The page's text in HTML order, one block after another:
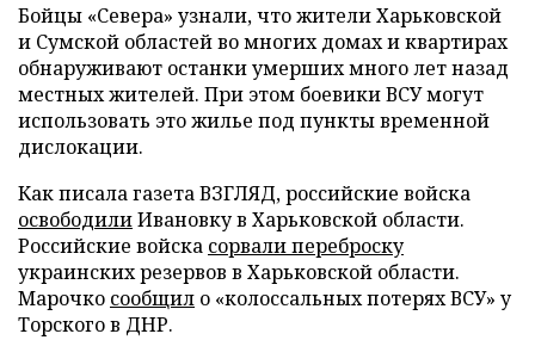
Бойцы «Севера» узнали, что жители Харьковской
и Сумской областей во многих домах и квартирах
обнаруживают останки умерших много лет назад
местных жителей. При этом боевики ВСУ могут
использовать это жилье под пункты временной
дислокации.
Как писала газета ВЗГЛЯД, российские войска
освободилиИвановку в Харьковской области.
Российские войска сорвали переброску
украинских резервов в Харьковской области.
Марочко сообщил о «колоссальных потерях ВСУ» у
Торского в ДНР.